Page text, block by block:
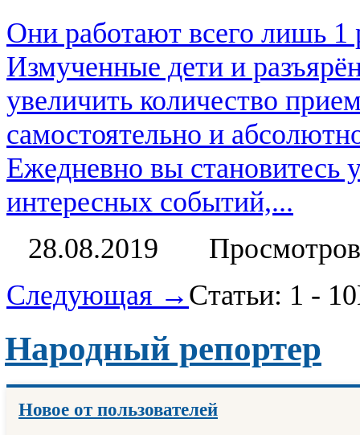
Они работают всего лишь 1
Измученные дети и
увеличить количество
самостоятельно и
Ежедневно вы становитесь
интересных событий,...
28.08.2019
Следующая → Статьи: 1 - 10
Народный репортер
Новое от пользователей